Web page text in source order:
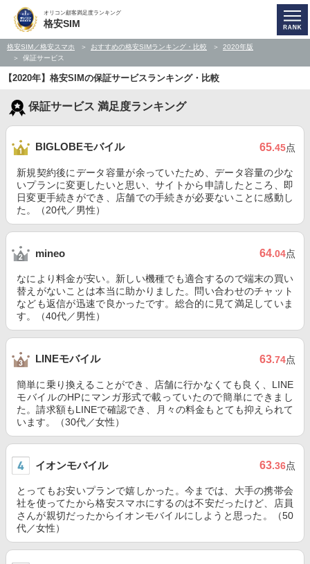
オリコン顧客満足度ランキング
格安SIM
格安SIM／格安スマホ おすすめの格安SIMランキング・比較
2020年版
保証サービス
【2020年】格安SIMの保証サービスランキング・比較
保証サービス 満足度ランキング
BIGLOBEモバイル 65.45点
新規契約後にデータ容量が余っていたため、データ容量の少な
いプランに変更したいと思い、サイトから申請したところ、即
日変更手続きができ、店舗での手続きが必要ないことに感動し
た。（20代／男性）
mineo 64.04点
なにより料金が安い。新しい機種でも適合するので端末の買い
替えがないことは本当に助かりました。問い合わせのチャット
なども返信が迅速で良かったです。総合的に見て満足していま
す。（40代／男性）
LINEモバイル 63.74点
簡単に乗り換えることができ、店舗に行かなくても良く、LINE
モバイルのHPにマンガ形式で載っていたので簡単にできまし
た。請求額もLINEで確認でき、月々の料金もとても抑えられて
います。（30代／女性）
イオンモバイル 63.36点
とってもお安いプランで嬉しかった。今までは、大手の携帯会
社を使ってたから格安スマホにするのは不安だったけど、店員
さんが親切だったからイオンモバイルにしようと思った。（50
代／女性）